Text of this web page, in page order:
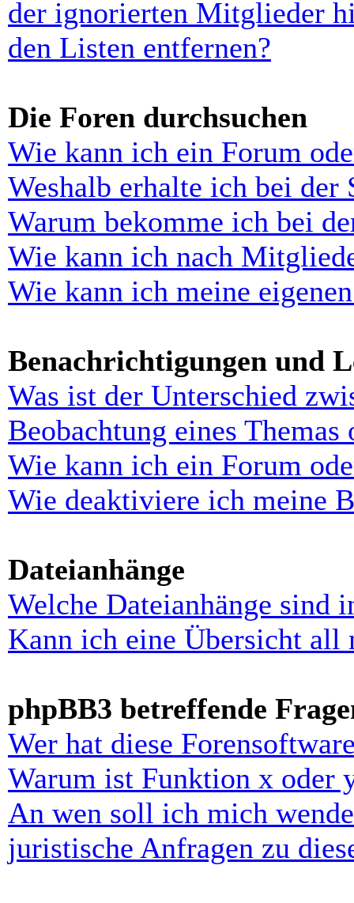
der ignorierten Mitglieder
den Listen entfernen?
Die Foren durchsuchen
Wie kann ich ein Forum
Weshalb erhalte ich bei der
Warum bekomme ich bei
Wie kann ich nach
Wie kann ich meine
Benachrichtigungen und
Was ist der Unterschied
Beobachtung eines Themas
Wie kann ich ein Forum
Wie deaktiviere ich meine
Dateianhänge
Welche Dateianhänge sind
Kann ich eine Übersicht all
phpBB3 betreffende
Wer hat diese
Warum ist Funktion x oder
An wen soll ich mich
juristische Anfragen zu